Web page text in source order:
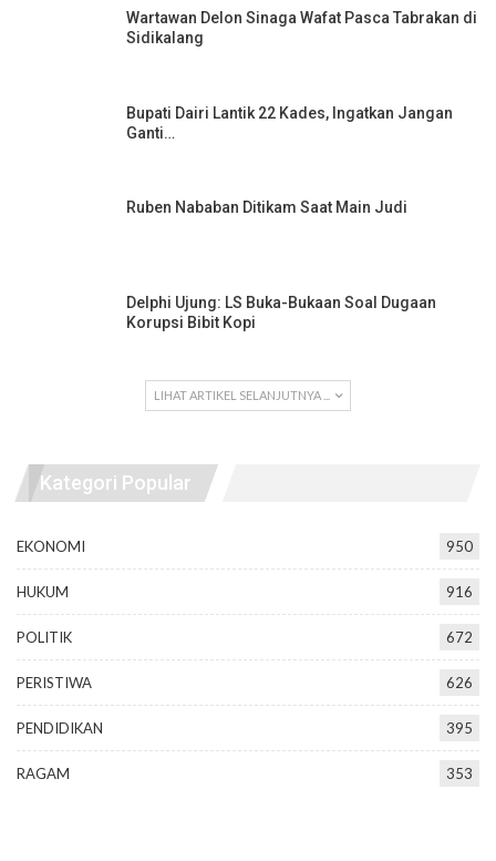
Wartawan Delon Sinaga Wafat Pasca Tabrakan di
Sidikalang
Bupati Dairi Lantik 22 Kades, Ingatkan Jangan
Ganti…
Ruben Nababan Ditikam Saat Main Judi
Delphi Ujung: LS Buka-Bukaan Soal Dugaan
Korupsi Bibit Kopi
LIHAT ARTIKEL SELANJUTNYA ...
Kategori Popular
EKONOMI 950
HUKUM 916
POLITIK 672
PERISTIWA 626
PENDIDIKAN 395
RAGAM 353